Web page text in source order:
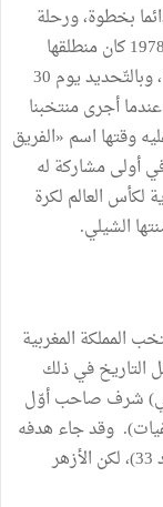
بخطوة، ورحلة
تونس إلى الأرجنتين 1978 كان منطلقها
خطوة أولى عام 1960، وبالتّحديد يوم 30
أجرى منتخبنا
وقتها اسم «الفريق
أولى مشاركة له
لكأس العالم لكرة
المملكة المغربية
التاريخ في ذلك
شرف صاحب أوّل
وقد جاء هدفه
في الدقيقة 43، ردّا على هدف المغربي الخلغي (د 33)، لكن الأزهر